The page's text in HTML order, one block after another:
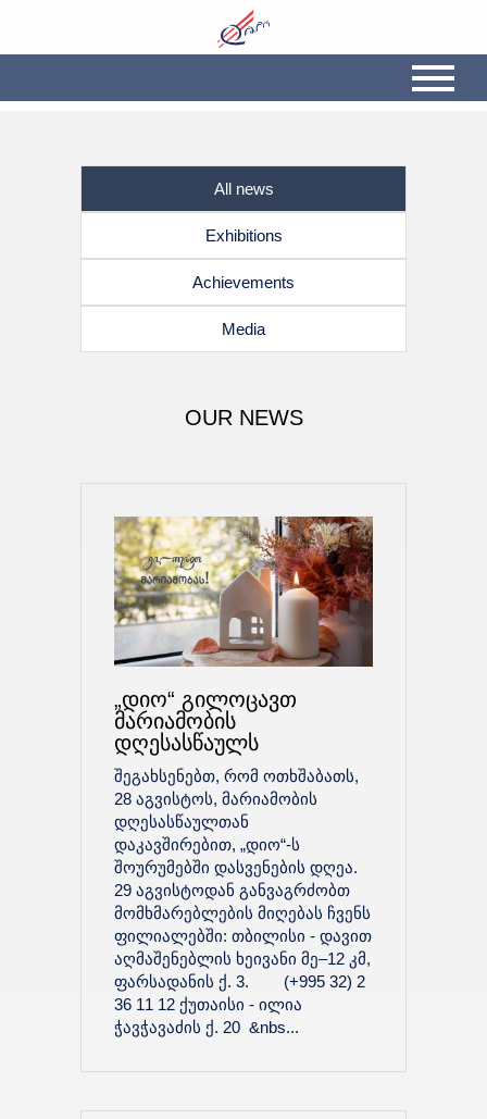
All news
Exhibitions
Achievements
Media
OUR NEWS
„დიო“ გილოცავთ
მარიამობის
დღესასწაულს
შეგახსენებთ, რომ ოთხშაბათს,
28 აგვისტოს, მარიამობის
დღესასწაულთან
დაკავშირებით, „დიო“-ს
შოურუმებში დასვენების დღეა.
29 აგვისტოდან განვაგრძობთ
მომხმარებლების მიღებას ჩვენს
ფილიალებში: თბილისი - დავით
აღმაშენებლის ხეივანი მე–12 კმ,
ფარსადანის ქ. 3. (+995 32) 2
36 11 12 ქუთაისი - ილია
ჭავჭავაძის ქ. 20 &nbs...